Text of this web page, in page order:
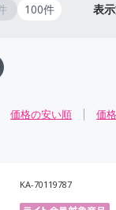
100件 表
価格の安い順 価
KA-70119787